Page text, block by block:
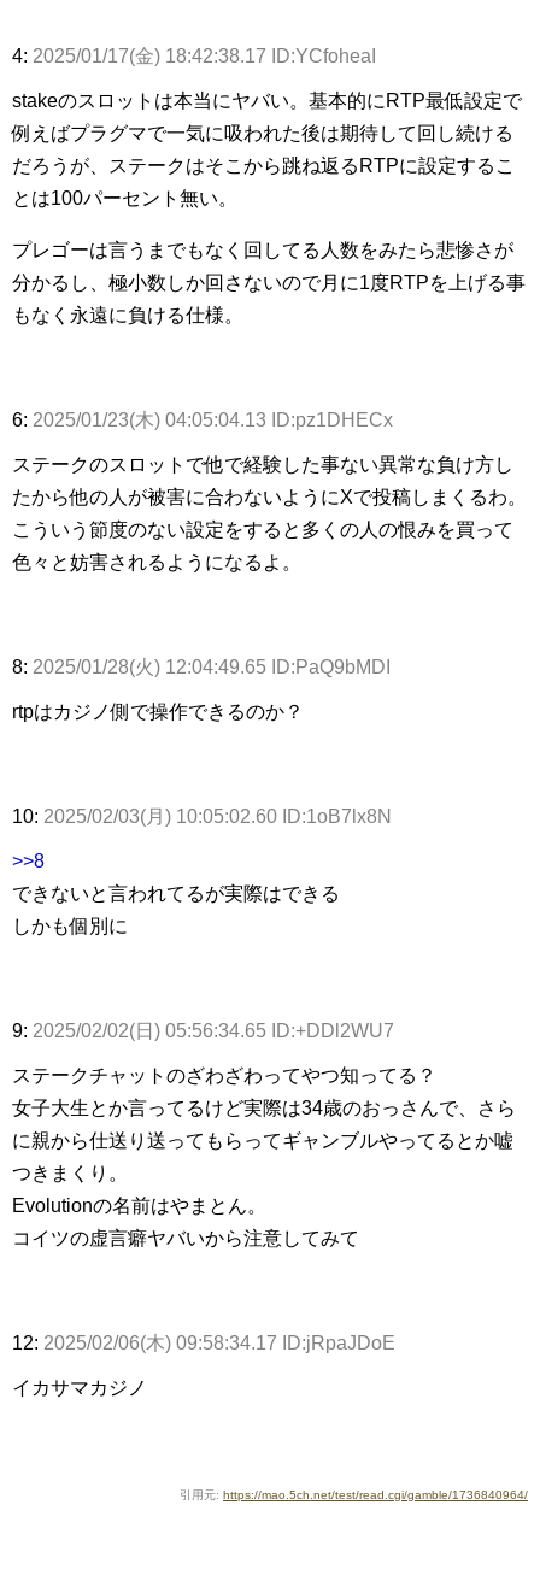
4: 2025/01/17(金) 18:42:38.17 ID:YCfoheaI
stakeのスロットは本当にヤバい。基本的にRTP最低設定で
例えばプラグマで一気に吸われた後は期待して回し続ける
だろうが、ステークはそこから跳ね返るRTPに設定するこ
とは100パーセント無い。
プレゴーは言うまでもなく回してる人数をみたら悲惨さが
分かるし、極小数しか回さないので月に1度RTPを上げる事
もなく永遠に負ける仕様。
6: 2025/01/23(木) 04:05:04.13 ID:pz1DHECx
ステークのスロットで他で経験した事ない異常な負け方し
たから他の人が被害に合わないようにXで投稿しまくるわ。
こういう節度のない設定をすると多くの人の恨みを買って
色々と妨害されるようになるよ。
8: 2025/01/28(火) 12:04:49.65 ID:PaQ9bMDI
rtpはカジノ側で操作できるのか？
10: 2025/02/03(月) 10:05:02.60 ID:1oB7lx8N
>>8
できないと言われてるが実際はできる
しかも個別に
9: 2025/02/02(日) 05:56:34.65 ID:+DDl2WU7
ステークチャットのざわざわってやつ知ってる？
女子大生とか言ってるけど実際は34歳のおっさんで、さら
に親から仕送り送ってもらってギャンブルやってるとか嘘
つきまくり。
Evolutionの名前はやまとん。
コイツの虚言癖ヤバいから注意してみて
12: 2025/02/06(木) 09:58:34.17 ID:jRpaJDoE
イカサマカジノ
引用元: https://mao.5ch.net/test/read.cgi/gamble/1736840964/